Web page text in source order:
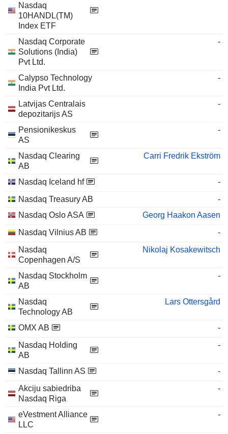
Nasdaq
10HANDL(TM)
Index ETF
Nasdaq Corporate
Solutions (India)
Pvt Ltd.
-
Calypso Technology
India Pvt Ltd.
-
Latvijas Centralais
depozitarijs AS
-
Pensionikeskus
AS
-
Nasdaq Clearing
AB
Carri Fredrik Ekström
Nasdaq Iceland hf
-
Nasdaq Treasury AB
-
Nasdaq Oslo ASA
Georg Haakon Aasen
Nasdaq Vilnius AB
-
Nasdaq
Copenhagen A/S
Nikolaj Kosakewitsch
Nasdaq Stockholm
AB
-
Nasdaq
Technology AB
Lars Ottersgård
OMX AB
-
Nasdaq Holding
AB
-
Nasdaq Tallinn AS
-
Akciju sabiedriba
Nasdaq Riga
-
eVestment Alliance
LLC
-